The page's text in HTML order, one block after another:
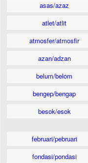
asas/azaz
atlet/atlit
atmosfer/atmosfir
azan/adzan
belum/belom
bengep/bengap
besok/esok
februari/pebruari
fondasi/pondasi